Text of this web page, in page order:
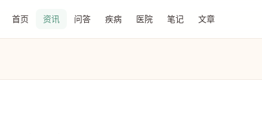
首页 资讯 问答 疾病 医院 笔记 文章